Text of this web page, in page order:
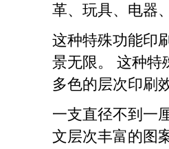
革、玩具、电器
这种特殊功能印
景无限。 这种特
多色的层次印刷
一支直径不到一
文层次丰富的图